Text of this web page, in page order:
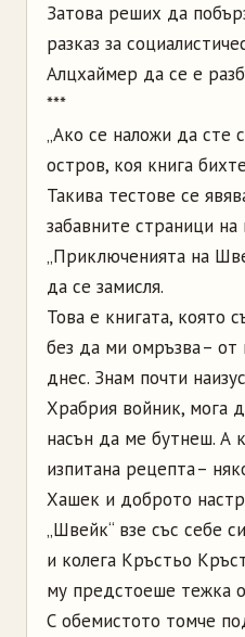
Затова реших да
разказ за
Алцхаймер да се е
***
„Ако се наложи да сте
остров, коя книга
Такива тестове се
забавните страници на
„Приключенията на
да се замисля.
Това е книгата, която
без да ми омръзва –
днес. Знам почти
Храбрия войник, мога
насън да ме бутнеш. А
изпитана рецепта –
Хашек и доброто
„Швейк“ взе със себе
и колега Кръстьо
му предстоеше тежка
С обемистото томче